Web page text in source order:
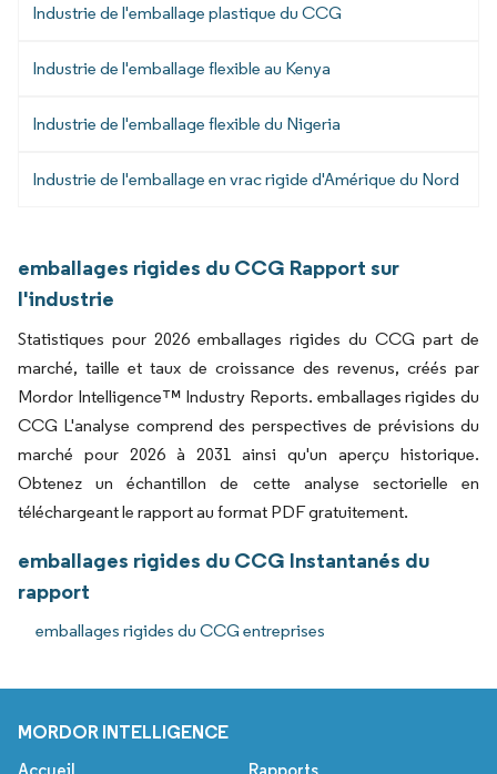
Industrie de l'emballage plastique du CCG
Industrie de l'emballage flexible au Kenya
Industrie de l'emballage flexible du Nigeria
Industrie de l'emballage en vrac rigide d'Amérique du Nord
emballages rigides du CCG Rapport sur
l'industrie
Statistiques pour 2026 emballages rigides du CCG part de
marché, taille et taux de croissance des revenus, créés par
Mordor Intelligence™ Industry Reports. emballages rigides du
CCG L'analyse comprend des perspectives de prévisions du
marché pour 2026 à 2031 ainsi qu'un aperçu historique.
Obtenez un échantillon de cette analyse sectorielle en
téléchargeant le rapport au format PDF gratuitement.
emballages rigides du CCG Instantanés du
rapport
emballages rigides du CCG entreprises
MORDOR INTELLIGENCE
Accueil Rapports